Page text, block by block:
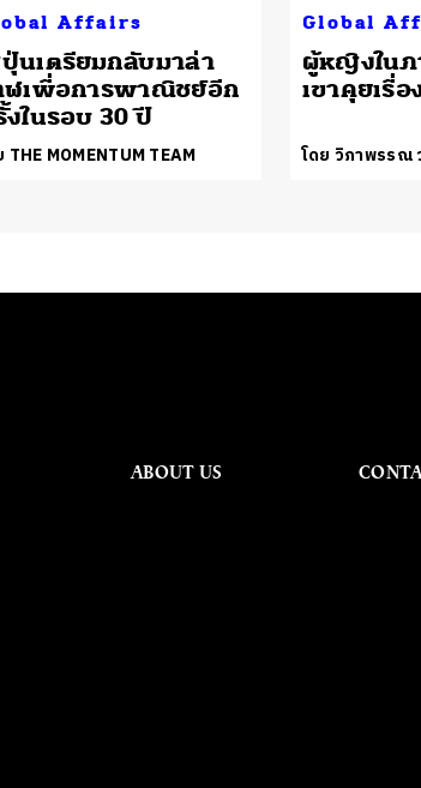
Affairs
นเตรียมกลับมาล่า
ฬเพื่อการพาณิชย์อีก
งในรอบ 30 ปี
THE MOMENTUM TEAM
Global
ผู้หญิงในภ
เขาคุยเรื่อ
โดย วิภาพรรณ
ABOUT US